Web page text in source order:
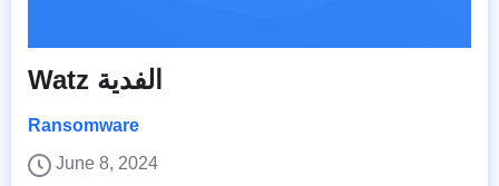
Watz الفدية
Ransomware
June 8, 2024